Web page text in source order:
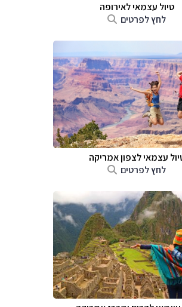
טיול עצמאי לאירופה
לחץ לפרטים
עצמאי לצפון אמריקה
לחץ לפרטים